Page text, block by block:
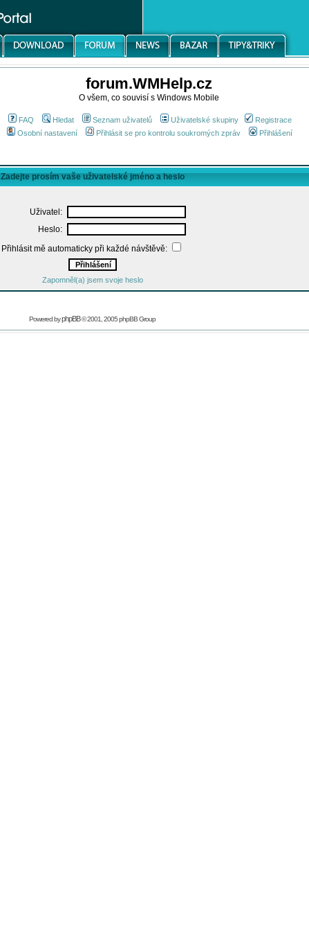
forum.WMHelp.cz
O všem, co souvisí s Windows Mobile
FAQ Hledat Seznam uživatelů Uživatelské skupiny
Registrace
Osobní nastavení
Přihlásit se pro kontrolu soukromých zpráv Přihlášení
Zadejte prosím vaše uživatelské jméno a heslo
Uživatel:
Heslo:
Přihlásit mě automaticky při každé návštěvě:
Zapomněl(a) jsem svoje heslo
Powered byphpBB© 2001, 2005 phpBB Group